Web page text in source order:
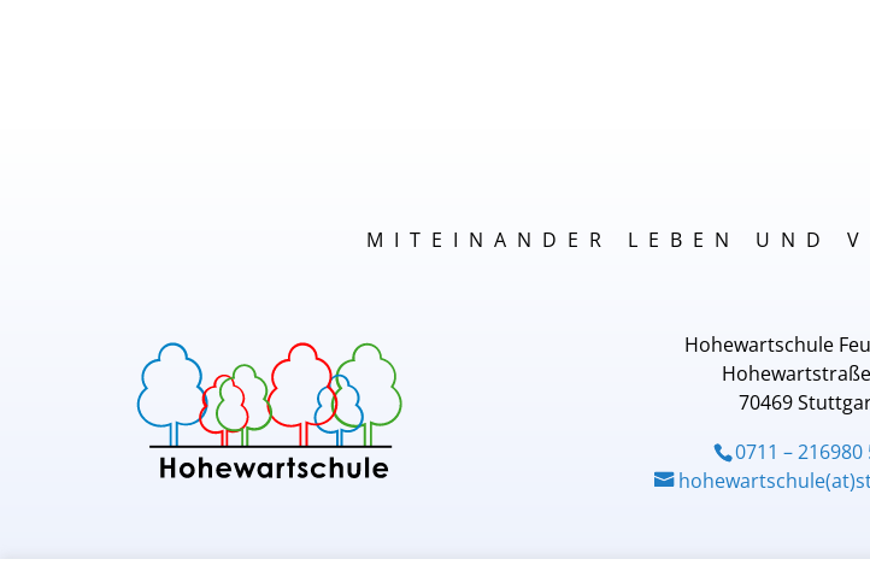
MITEINANDER LEBEN UND
Hohewartschule
70469
0711 – 216980